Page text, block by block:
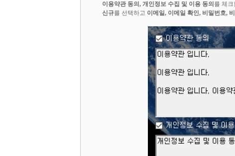
이용약관 동의, 개인정보 수집 및 이용 동의 를 체
신규를 선택하고 이메일, 이메일 확인, 비밀번호,